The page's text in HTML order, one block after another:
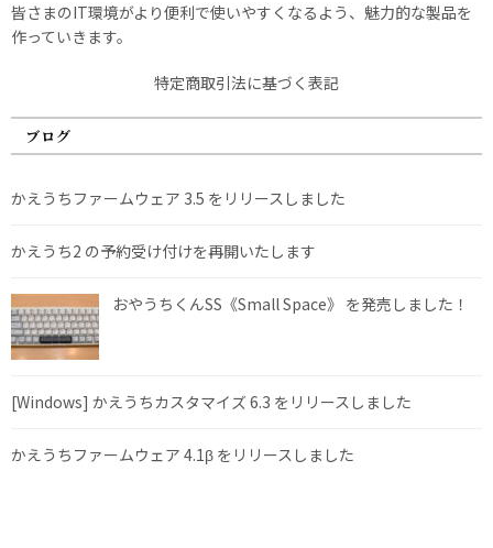
皆さまのIT環境がより便利で使いやすくなるよう、魅力的な製品を
作っていきます。
特定商取引法に基づく表記
ブログ
かえうちファームウェア 3.5 をリリースしました
かえうち2 の予約受け付けを再開いたします
おやうちくんSS《Small Space》 を発売しました！
[Windows] かえうちカスタマイズ 6.3 をリリースしました
かえうちファームウェア 4.1β をリリースしました